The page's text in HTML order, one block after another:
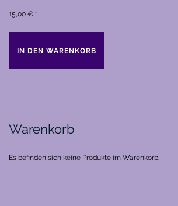
15,00 € *
IN DEN WARENKORB
Warenkorb
Es befinden sich keine Produkte im Warenkorb.